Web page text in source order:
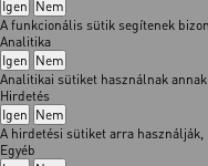
Igen Nem
A funkcionális sütik segítenek
Analitika
Igen Nem
Analitikai sütiket használnak
Hirdetés
Igen Nem
A hirdetési sütiket arra
Egyéb